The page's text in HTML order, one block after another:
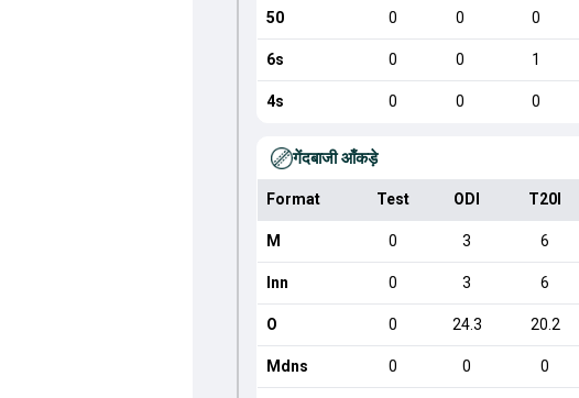
50 0 0 0
6s 0 0 1
4s 0 0 0
गेंदबाजी आँकड़े
Format Test ODI T20I
M 0 3 6
Inn 0 3 6
O 0 24.3 20.2
Mdns 0 0 0